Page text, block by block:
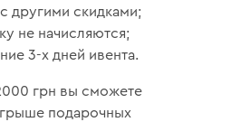
другими скидками;
не начисляются;
3-х дней ивента.
грн вы сможете
подарочных